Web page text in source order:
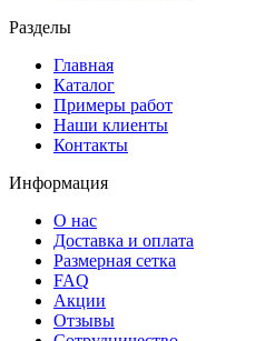
Разделы
Главная
Каталог
Примеры работ
Наши клиенты
Контакты
Информация
О нас
Доставка и оплата
Размерная сетка
FAQ
Акции
Отзывы